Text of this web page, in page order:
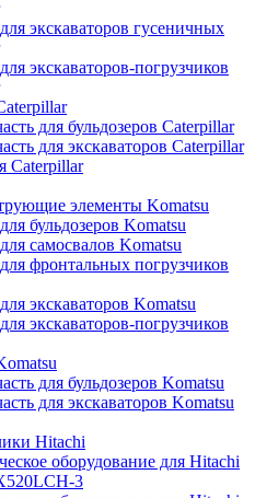
экскаваторов гусеничных
экскаваторов-погрузчиков
для бульдозеров Caterpillar
для экскаваторов Caterpillar
Caterpillar
элементы Komatsu
бульдозеров Komatsu
самосвалов Komatsu
фронтальных погрузчиков
экскаваторов Komatsu
экскаваторов-погрузчиков
для бульдозеров Komatsu
для экскаваторов Komatsu
Hitachi
оборудование для Hitachi
3